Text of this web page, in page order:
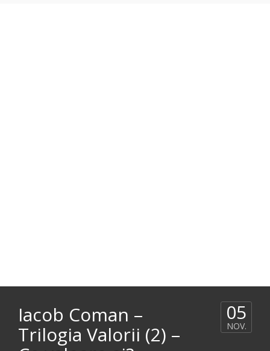
Iacob Coman –
Trilogia Valorii (2) –
05
NOV.